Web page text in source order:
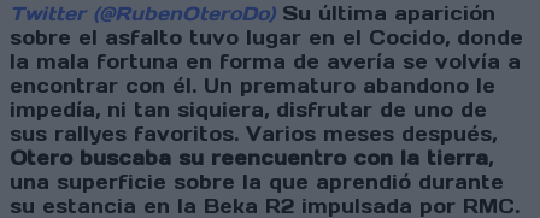
Twitter (@RubenOteroDo)Su última aparición
sobre el asfalto tuvo lugar en el Cocido, donde
la mala fortuna en forma de avería se volvía a
encontrar con él. Un prematuro abandono le
impedía, ni tan siquiera, disfrutar de uno de
sus rallyes favoritos. Varios meses después,
Otero buscaba su reencuentro con la tierra,
una superficie sobre la que aprendió durante
su estancia en la Beka R2 impulsada por RMC.